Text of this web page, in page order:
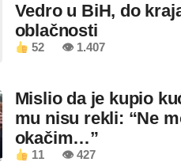
Vedro u BiH, do
oblačnosti
52 👁 1.407
Mislio da je kupio
mu nisu rekli: “Ne
okačim…”
11 👁 427